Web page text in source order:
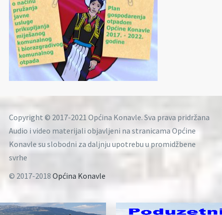
Copyright © 2017-2021 Općina Konavle. Sva prava pridržana
Audio i video materijali objavljeni na stranicama Općine
Konavle su slobodni za daljnju upotrebu u promidžbene
svrhe
© 2017-2018 Općina Konavle